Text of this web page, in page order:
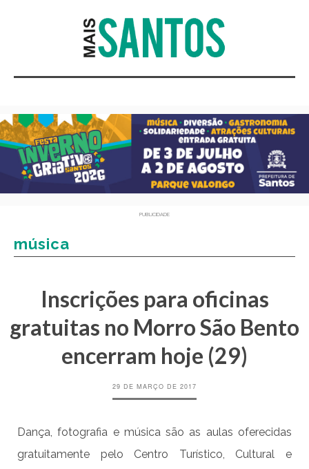
PUBLICIDADE
música
Inscrições para oficinas
gratuitas no Morro São Bento
encerram hoje (29)
29 DE MARÇO DE 2017
Dança, fotografia e música são as aulas oferecidas
gratuitamente pelo Centro Turístico, Cultural e